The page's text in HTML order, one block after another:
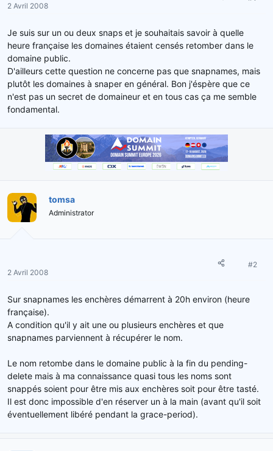
r
e
l
a
d
i
s
c
2 Avril 2008
Je suis sur un ou deux snaps et je souhaitais savoir à quelle
heure française les domaines étaient censés retomber dans le
domaine public.
D'ailleurs cette question ne concerne pas que snapnames, mais
plutôt les domaines à snaper en général. Bon j'éspère que ce
n'est pas un secret de domaineur et en tous cas ça me semble
fondamental.
tomsa
Administrator
2 Avril 2008
#2
Sur snapnames les enchères démarrent à 20h environ (heure
française).
A condition qu'il y ait une ou plusieurs enchères et que
snapnames parviennent à récupérer le nom.
Le nom retombe dans le domaine public à la fin du pending-
delete mais à ma connaissance quasi tous les noms sont
snappés soient pour être mis aux enchères soit pour être tasté.
Il est donc impossible d'en réserver un à la main (avant qu'il soit
éventuellement libéré pendant la grace-period).